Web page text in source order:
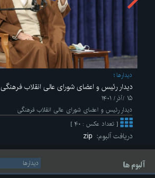
ديدارها
دیدار رئیس و اعضای شورای عالی انقلاب فرهنگی
۱۵ /آذر/ ۱۴۰۱
دیدار رئیس و اعضای شورای عالی انقلاب فرهنگی
[ تعداد عکس : ۴۰ ]
دریافت آلبوم:
آلبوم ها